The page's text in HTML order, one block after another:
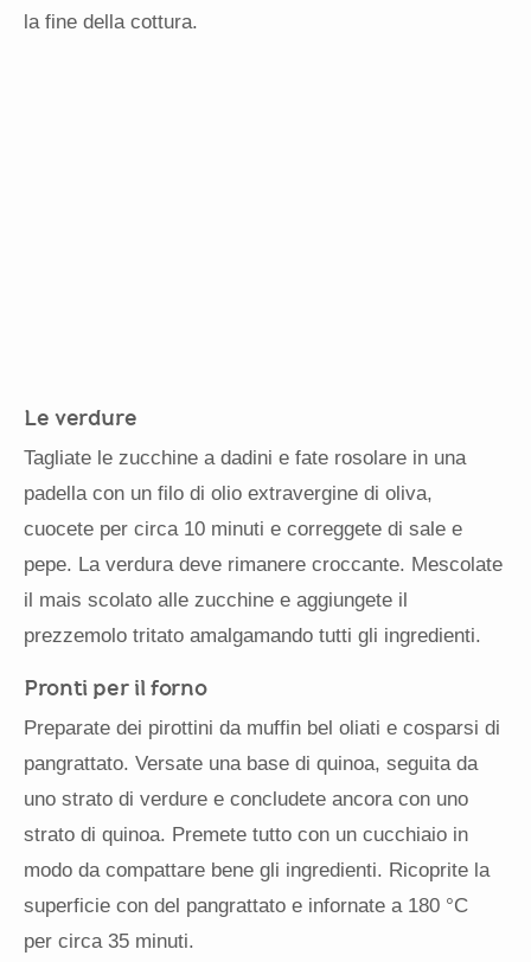
la fine della cottura.
Le verdure
Tagliate le zucchine a dadini e fate rosolare in una
padella con un filo di olio extravergine di oliva,
cuocete per circa 10 minuti e correggete di sale e
pepe. La verdura deve rimanere croccante. Mescolate
il mais scolato alle zucchine e aggiungete il
prezzemolo tritato amalgamando tutti gli ingredienti.
Pronti per il forno
Preparate dei pirottini da muffin bel oliati e cosparsi di
pangrattato. Versate una base di quinoa, seguita da
uno strato di verdure e concludete ancora con uno
strato di quinoa. Premete tutto con un cucchiaio in
modo da compattare bene gli ingredienti. Ricoprite la
superficie con del pangrattato e infornate a 180 °C
per circa 35 minuti.